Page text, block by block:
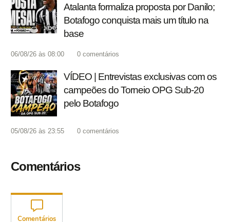
Atalanta formaliza proposta por Danilo;
Botafogo conquista mais um título na
base
06/08/26 às 08:00 0 comentários
VÍDEO | Entrevistas exclusivas com os
campeões do Torneio OPG Sub-20
pelo Botafogo
05/08/26 às 23:55 0 comentários
Comentários